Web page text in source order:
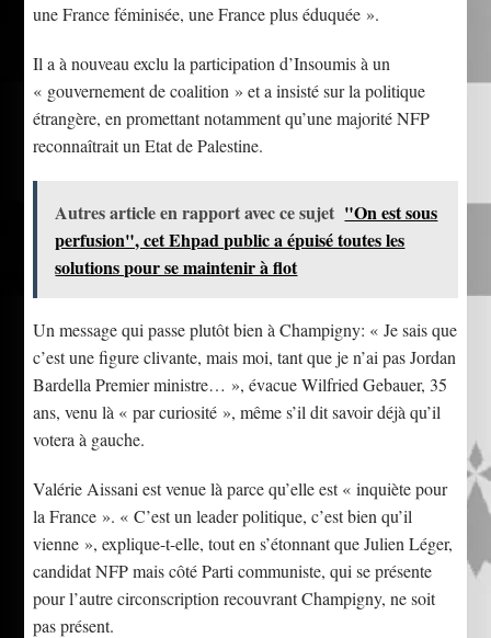
une France féminisée, une France plus éduquée ».
Il a à nouveau exclu la participation d’Insoumis à un
« gouvernement de coalition » et a insisté sur la politique
étrangère, en promettant notamment qu’une majorité NFP
reconnaîtrait un Etat de Palestine.
Autres article en rapport avec ce sujet "On est sous
perfusion", cet Ehpad public a épuisé toutes les
solutions pour se maintenir à flot
Un message qui passe plutôt bien à Champigny: « Je sais que
c’est une figure clivante, mais moi, tant que je n’ai pas Jordan
Bardella Premier ministre… », évacue Wilfried Gebauer, 35
ans, venu là « par curiosité », même s’il dit savoir déjà qu’il
votera à gauche.
Valérie Aissani est venue là parce qu’elle est « inquiète pour
la France ». « C’est un leader politique, c’est bien qu’il
vienne », explique-t-elle, tout en s’étonnant que Julien Léger,
candidat NFP mais côté Parti communiste, qui se présente
pour l’autre circonscription recouvrant Champigny, ne soit
pas présent.